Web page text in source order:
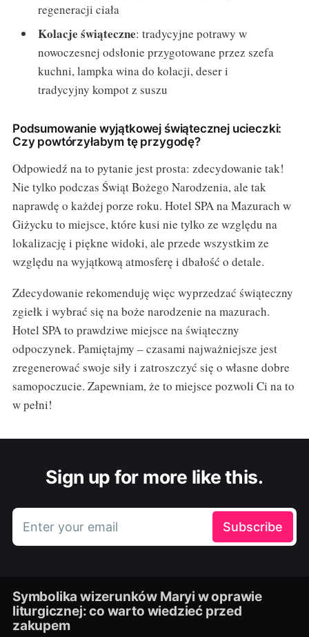
regeneracji ciała
Kolacje świąteczne: tradycyjne potrawy w
nowoczesnej odsłonie przygotowane przez szefa
kuchni, lampka wina do kolacji, deser i
tradycyjny kompot z suszu
Podsumowanie wyjątkowej świątecznej ucieczki:
Czy powtórzyłabym tę przygodę?
Odpowiedź na to pytanie jest prosta: zdecydowanie tak!
Nie tylko podczas Świąt Bożego Narodzenia, ale tak
naprawdę o każdej porze roku. Hotel SPA na Mazurach w
Giżycku to miejsce, które kusi nie tylko ze względu na
lokalizację i piękne widoki, ale przede wszystkim ze
względu na wyjątkową atmosferę i dbałość o detale.
Zdecydowanie rekomenduję więc wyprzedzać świąteczny
zgiełk i wybrać się na boże narodzenie na mazurach.
Hotel SPA to prawdziwe miejsce na świąteczny
odpoczynek. Pamiętajmy – czasami najważniejsze jest
zregenerować swoje siły i zatroszczyć się o własne dobre
samopoczucie. Zapewniam, że to miejsce pozwoli Ci na to
w pełni!
Sign up for more like this.
Enter your email Subscribe
Symbolika wizerunków Maryi w oprawie
liturgicznej: co warto wiedzieć przed
zakupem